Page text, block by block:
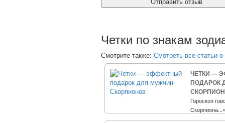
Четки по знакам
Смотрите также: Смотреть все статьи о
ЧЕТКИ —
ПОДАРОК
Гороскоп
Скорпиона...